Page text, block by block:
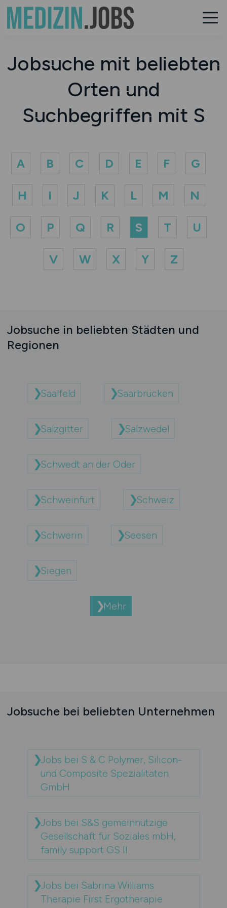
Jobsuche mit beliebten
Orten und
Suchbegriffen mit S
A B C D E F G
H I J K L M N
O P Q R S T U
V W X Y Z
Jobsuche in beliebten Städten und
Regionen
Saalfeld Saarbrücken
Salzgitter Salzwedel
Schwedt an der Oder
Schweinfurt Schweiz
Schwerin Seesen
Siegen
Mehr
Jobsuche bei beliebten Unternehmen
Jobs bei S & C Polymer, Silicon-
und Composite Spezialitäten
GmbH
Jobs bei S&S gemeinnützige
Gesellschaft für Soziales mbH,
family support GS II
Jobs bei Sabrina Williams
Therapie First Ergotherapie